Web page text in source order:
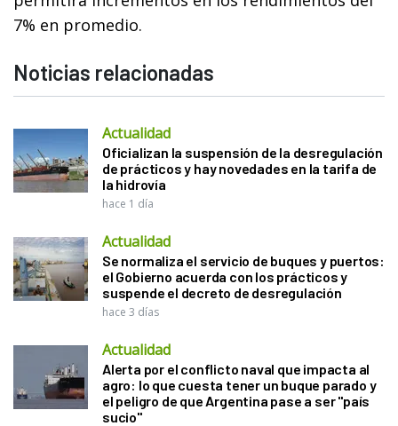
7% en promedio.
Noticias relacionadas
Actualidad
Oficializan la suspensión de la desregulación
de prácticos y hay novedades en la tarifa de
la hidrovía
hace 1 día
Actualidad
Se normaliza el servicio de buques y puertos:
el Gobierno acuerda con los prácticos y
suspende el decreto de desregulación
hace 3 días
Actualidad
Alerta por el conflicto naval que impacta al
agro: lo que cuesta tener un buque parado y
el peligro de que Argentina pase a ser "país
sucio"